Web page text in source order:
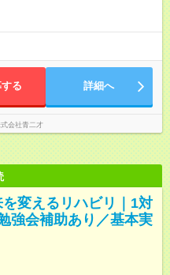
る 詳細へ
会社青二才
変えるリハビリ｜1対
強会補助あり／基本実